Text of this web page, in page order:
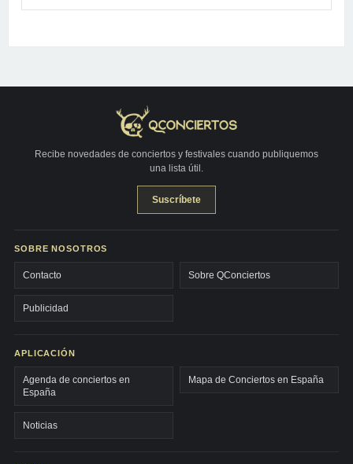
Recibe novedades de conciertos y festivales cuando publiquemos
una lista útil.
Suscríbete
SOBRE NOSOTROS
Contacto Sobre QConciertos
Publicidad
APLICACIÓN
Agenda de conciertos en
España
Mapa de Conciertos en España
Noticias